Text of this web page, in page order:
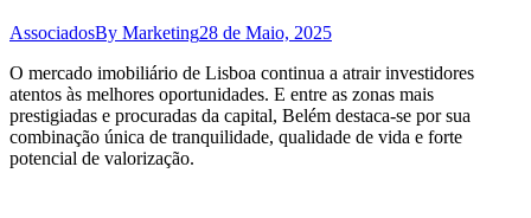
AssociadosBy Marketing28 de Maio, 2025
O mercado imobiliário de Lisboa continua a atrair investidores
atentos às melhores oportunidades. E entre as zonas mais
prestigiadas e procuradas da capital, Belém destaca-se por sua
combinação única de tranquilidade, qualidade de vida e forte
potencial de valorização.